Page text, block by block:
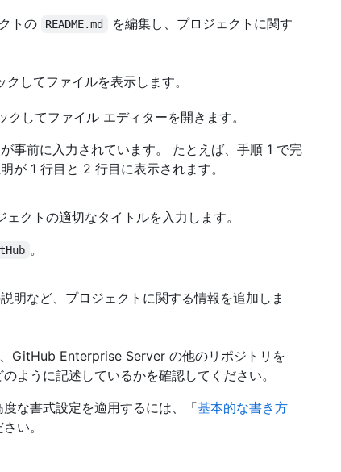
トの
README.md
を編集し、プロジェクトに関す
クしてファイルを表示します。
クしてファイル エディターを開きます。
事前に入力されています。 たとえば、手順 1 で完
が 1 行目と 2 行目に表示されます。
クトの適切なタイトルを入力します。
。
明など、プロジェクトに関する情報を追加しま
GitHub Enterprise Server の他のリポジトリを
ように記述しているかを確認してください。
な書式設定を適用するには、「基本的な書き方
い。